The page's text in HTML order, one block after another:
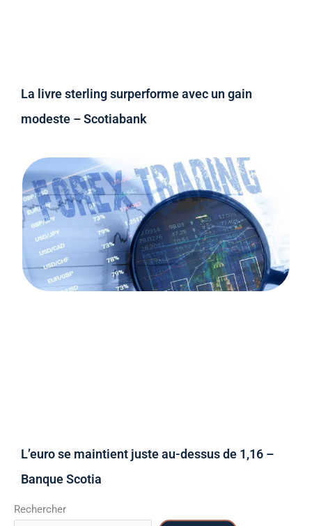
La livre sterling surperforme avec un gain
modeste – Scotiabank
L’euro se maintient juste au-dessus de 1,16 –
Banque Scotia
Rechercher